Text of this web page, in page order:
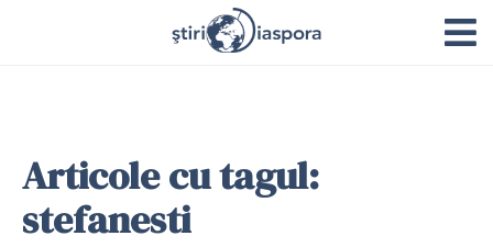
Articole cu tagul:
stefanesti